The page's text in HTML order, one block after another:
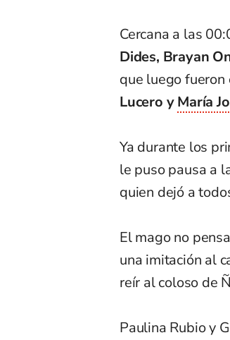
Cercana a las
Dides, Brayan
que luego
Lucero yMaría
Ya durante los
le puso pausa a
quien dejó a
El mago no
una imitación al
reír al coloso de
Paulina Rubio y